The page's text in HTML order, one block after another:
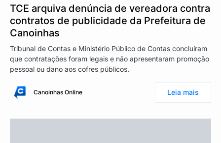
TCE arquiva denúncia de vereadora contra
contratos de publicidade da Prefeitura de
Canoinhas
Tribunal de Contas e Ministério Público de Contas concluíram
que contratações foram legais e não apresentaram promoção
pessoal ou dano aos cofres públicos.
Canoinhas Online Leia mais